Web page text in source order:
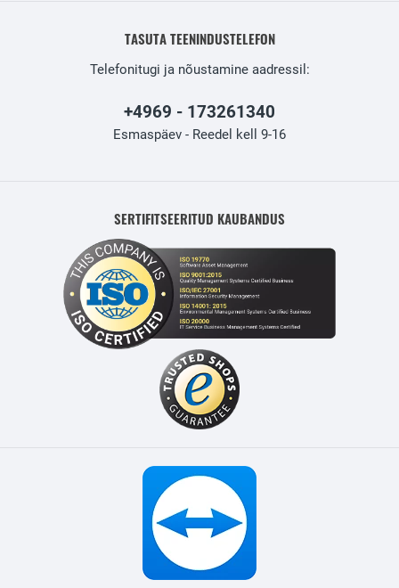
TASUTA TEENINDUSTELEFON
Telefonitugi ja nõustamine aadressil:
+4969 - 173261340
Esmaspäev - Reedel kell 9-16
SERTIFITSEERITUD KAUBANDUS